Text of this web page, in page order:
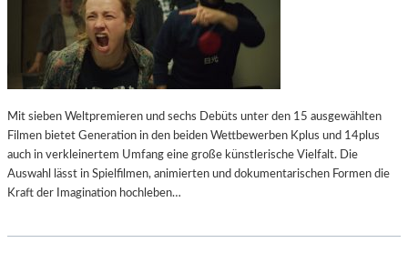
Mit sieben Weltpremieren und sechs Debüts unter den 15 ausgewählten
Filmen bietet Generation in den beiden Wettbewerben Kplus und 14plus
auch in verkleinertem Umfang eine große künstlerische Vielfalt. Die
Auswahl lässt in Spielfilmen, animierten und dokumentarischen Formen die
Kraft der Imagination hochleben…